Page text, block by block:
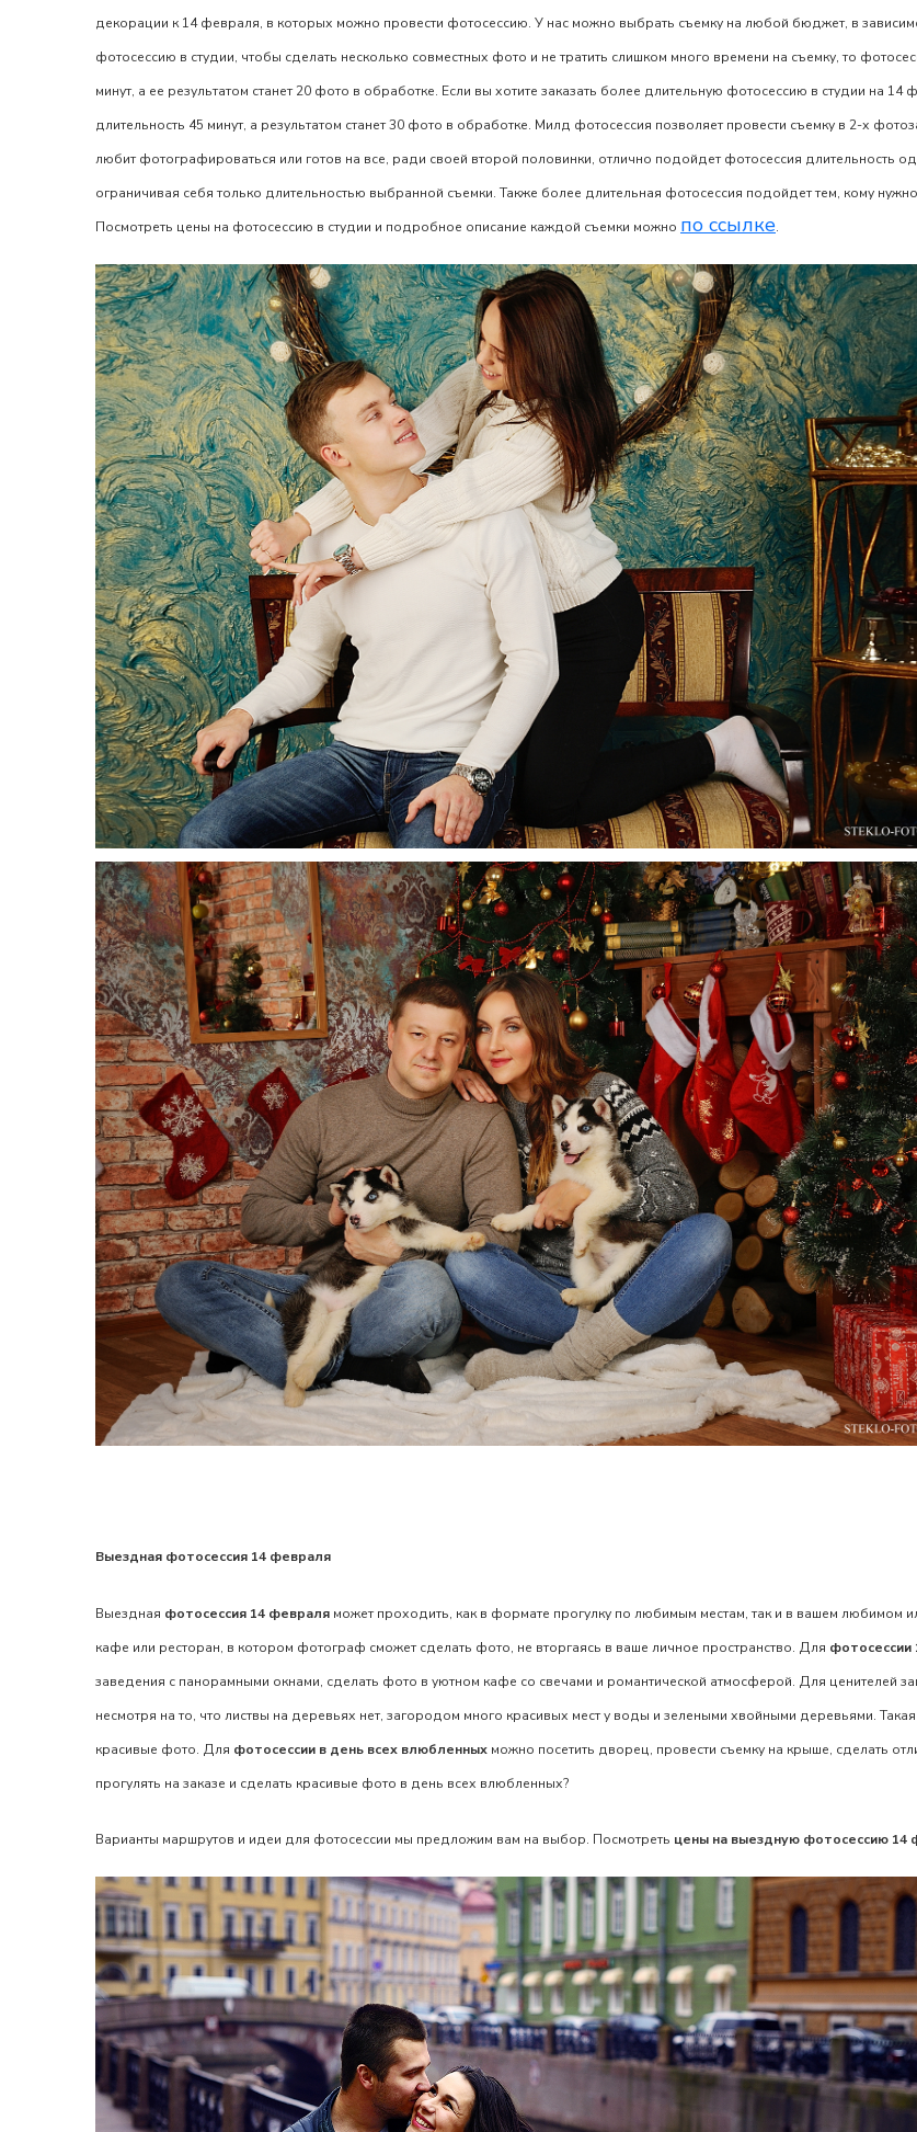
декорации к 14 февраля, в которых можно провести фотосессию. У нас можно выбрать съемку на любой бюджет, в
фотосессию в студии, чтобы сделать несколько совместных фото и не тратить слишком много времени на съемку, то
минут, а ее результатом станет 20 фото в обработке. Если вы хотите заказать более длительную фотосессию в студии на 14
длительность 45 минут, а результатом станет 30 фото в обработке. Милд фотосессия позволяет провести съемку в 2-х
любит фотографироваться или готов на все, ради своей второй половинки, отлично подойдет фотосессия длительность
ограничивая себя только длительностью выбранной съемки. Также более длительная фотосессия подойдет тем, кому
Посмотреть цены на фотосессию в студии и подробное описание каждой съемки можно по ссылке.
Выездная фотосессия 14 февраля
Выездная фотосессия 14 февраля может проходить, как в формате прогулку по любимым местам, так и в вашем
кафе или ресторан, в котором фотограф сможет сделать фото, не вторгаясь в ваше личное пространство. Для
заведения с панорамными окнами, сделать фото в уютном кафе со свечами и романтической атмосферой. Для ценителей
несмотря на то, что листвы на деревьях нет, загородом много красивых мест у воды и зелеными хвойными деревьями. Такая
красивые фото. Для фотосессии в день всех влюбленных можно посетить дворец, провести съемку на крыше, сделать
прогулять на заказе и сделать красивые фото в день всех влюбленных?
Варианты маршрутов и идеи для фотосессии мы предложим вам на выбор. Посмотреть цены на выездную фотосессию 14